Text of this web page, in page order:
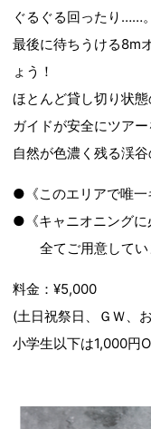
ぐるぐる回ったり……。
最後に待ちうける8m
ょう！
ほとんど貸し切り状
ガイドが安全にツアー
自然が色濃く残る渓
●《このエリアで唯一
●《キャニオニングに
全てご用意してい
料金：¥5,000
(土日祝祭日、ＧＷ、
小学生以下は1,000円